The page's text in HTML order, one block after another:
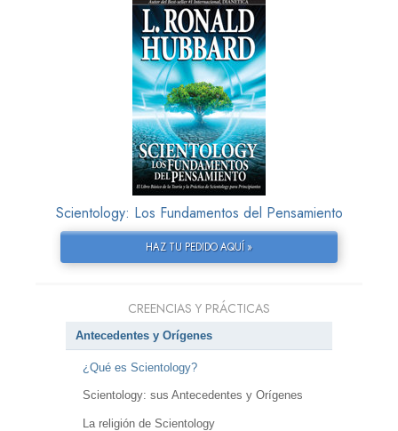
Scientology: Los Fundamentos del Pensamiento
HAZ TU PEDIDO AQUÍ »
CREENCIAS Y PRÁCTICAS
Antecedentes y Orígenes
¿Qué es Scientology?
Scientology: sus Antecedentes y Orígenes
La religión de Scientology